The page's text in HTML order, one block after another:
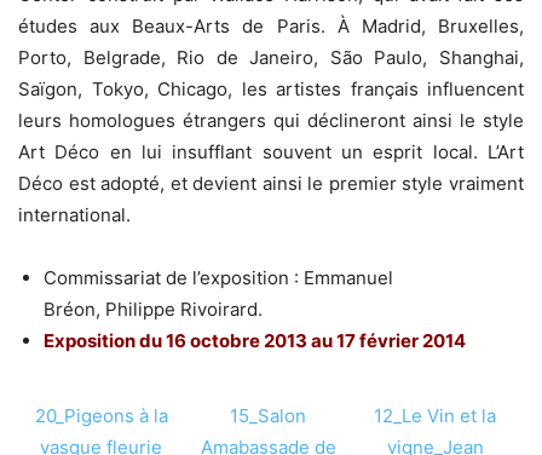
études aux Beaux-Arts de Paris. À Madrid, Bruxelles,
Porto, Belgrade, Rio de Janeiro, São Paulo, Shanghai,
Saïgon, Tokyo, Chicago, les artistes français influencent
leurs homologues étrangers qui déclineront ainsi le style
Art Déco en lui insufflant souvent un esprit local. L’Art
Déco est adopté, et devient ainsi le premier style vraiment
international.
Commissariat de l’exposition : Emmanuel
Bréon, Philippe Rivoirard.
Exposition du 16 octobre 2013 au 17 février 2014
20_Pigeons à la
vasque fleurie
15_Salon
Amabassade de
12_Le Vin et la
vigne_Jean